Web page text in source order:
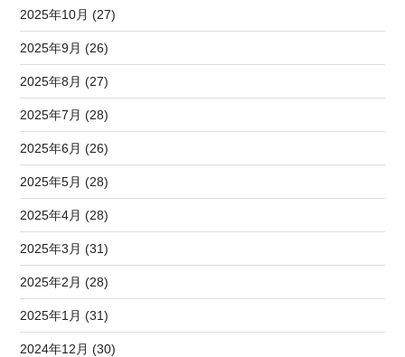
2025年10月 (27)
2025年9月 (26)
2025年8月 (27)
2025年7月 (28)
2025年6月 (26)
2025年5月 (28)
2025年4月 (28)
2025年3月 (31)
2025年2月 (28)
2025年1月 (31)
2024年12月 (30)